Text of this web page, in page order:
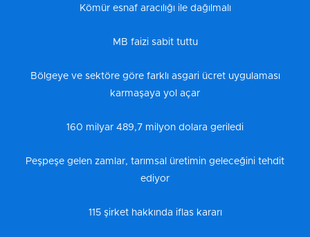
Kömür esnaf aracılığı ile dağılmalı
MB faizi sabit tuttu
Bölgeye ve sektöre göre farklı asgari ücret uygulaması
karmaşaya yol açar
160 milyar 489,7 milyon dolara geriledi
Peşpeşe gelen zamlar, tarımsal üretimin geleceğini tehdit
ediyor
115 şirket hakkında iflas kararı